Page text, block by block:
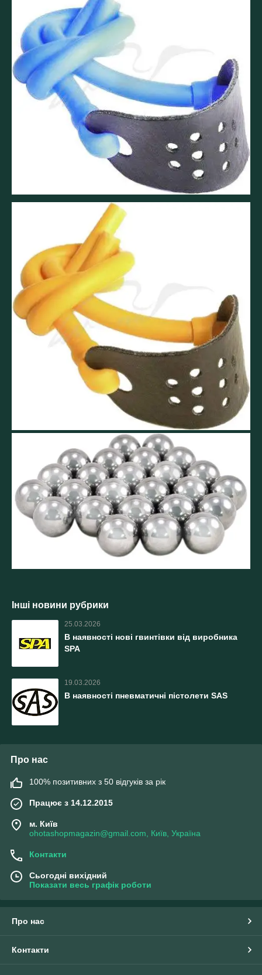
Інші новини рубрики
25.03.2026
В наявності нові гвинтівки від виробника
SPA
19.03.2026
В наявності пневматичні пістолети SAS
Про нас
100% позитивних з 50 відгуків за рік
Працює з 14.12.2015
м. Київ
ohotashopmagazin@gmail.com, Київ, Україна
Контакти
Сьогодні вихідний
Показати весь графік роботи
Про нас
Контакти